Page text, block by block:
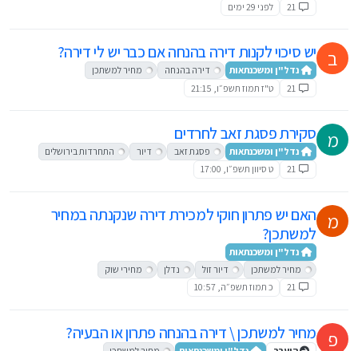
21
לפני 29 ימים
ב יש סיכוי לקנות דירה בהנחה אם כבר יש לי דירה?
נדל"ן ומשכנתאות דירה בהנחה
מחיר למשתכן
21
ט"ז תמוז תשפ״ו, 21:15
מ סקירת פסגת זאב לחרדים
נדל"ן ומשכנתאות פסגת זאב דיור
התחרדות בירושלים
21
ט סיוון תשפ״ו, 17:00
מ
האם יש פתרון חוקי למכירת דירה שנקנתה במחיר
למשתכן?
נדל"ן ומשכנתאות
מחיר למשתכן
דיור זול נדלן
מחירי שוק
21
כ תמוז תשפ״ה, 10:57
פ מחיר למשתכן \ דירה בהנחה פתרון או הבעיה?